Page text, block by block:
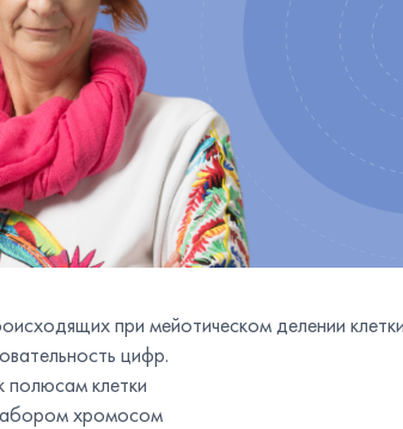
при мейотическом делении
цифр.
клетки
хромосом